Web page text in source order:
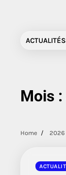
ACTUALITÉS
Mois :
Home 2026